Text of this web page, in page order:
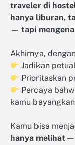
traveler di
hanya liburan,
— tapi
Akhirnya,
Jadikan
Prioritaskan
Percaya
kamu bayangkan
Kamu bisa
hanya melihat